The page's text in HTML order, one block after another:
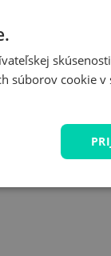
súborov cookie v